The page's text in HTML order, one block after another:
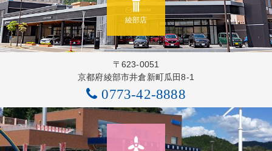
綾部店
〒623-0051
京都府綾部市井倉新町瓜田8-1
0773-42-8888